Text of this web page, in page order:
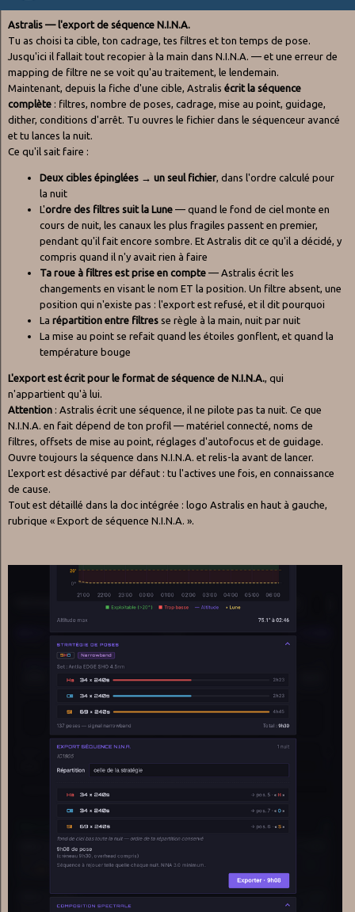
Astralis — l'export de séquence N.I.N.A.
Tu as choisi ta cible, ton cadrage, tes filtres et ton temps de pose.
Jusqu'ici il fallait tout recopier à la main dans N.I.N.A. — et une erreur de
mapping de filtre ne se voit qu'au traitement, le lendemain.
Maintenant, depuis la fiche d'une cible, Astralis écrit la séquence
complète : filtres, nombre de poses, cadrage, mise au point, guidage,
dither, conditions d'arrêt. Tu ouvres le fichier dans le séquenceur avancé
et tu lances la nuit.
Ce qu'il sait faire :
Deux cibles épinglées → un seul fichier, dans l'ordre calculé pour
la nuit
L'ordre des filtres suit la Lune — quand le fond de ciel monte en
cours de nuit, les canaux les plus fragiles passent en premier,
pendant qu'il fait encore sombre. Et Astralis dit ce qu'il a décidé, y
compris quand il n'y avait rien à faire
Ta roue à filtres est prise en compte — Astralis écrit les
changements en visant le nom ET la position. Un filtre absent, une
position qui n'existe pas : l'export est refusé, et il dit pourquoi
La répartition entre filtres se règle à la main, nuit par nuit
La mise au point se refait quand les étoiles gonflent, et quand la
température bouge
L'export est écrit pour le format de séquence de N.I.N.A., qui
n'appartient qu'à lui.
Attention : Astralis écrit une séquence, il ne pilote pas ta nuit. Ce que
N.I.N.A. en fait dépend de ton profil — matériel connecté, noms de
filtres, offsets de mise au point, réglages d'autofocus et de guidage.
Ouvre toujours la séquence dans N.I.N.A. et relis-la avant de lancer.
L'export est désactivé par défaut : tu l'actives une fois, en connaissance
de cause.
Tout est détaillé dans la doc intégrée : logo Astralis en haut à gauche,
rubrique « Export de séquence N.I.N.A. ».